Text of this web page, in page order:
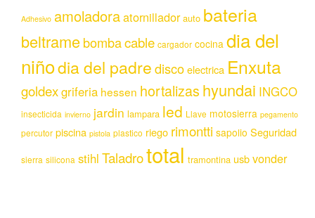
Adhesivo amoladoraatornillador auto bateria
beltramebombacable cargador cocina dia del
niñodia del padrediscoelectrica Enxuta
goldexgriferia hessen hortalizas hyundai INGCO
insecticida invierno jardin lampara led Llave motosierra pegamento
percutor piscina pistola plastico riego rimontti sapolio Seguridad
sierra silicona stihl Taladrototal tramontina usbvonder